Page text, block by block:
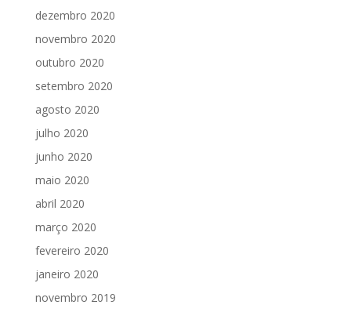
dezembro 2020
novembro 2020
outubro 2020
setembro 2020
agosto 2020
julho 2020
junho 2020
maio 2020
abril 2020
março 2020
fevereiro 2020
janeiro 2020
novembro 2019